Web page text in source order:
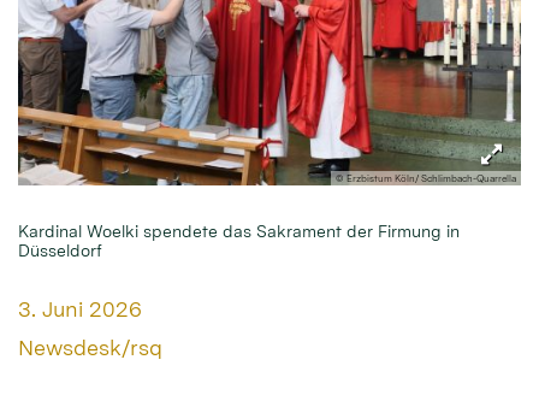
© Erzbistum Köln/ Schlimbach-Quarrella
Kardinal Woelki spendete das Sakrament der Firmung in
Düsseldorf
Datum:
3. Juni 2026
Von:
Newsdesk/rsq